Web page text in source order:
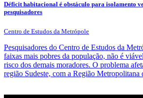
Déficit habitacional é obstáculo para isolamento
pesquisadores
Centro de Estudos da Metrópole
Pesquisadores do Centro de Estudos da
faixas mais pobres da população, não é
risco dos demais moradores. O problema
região Sudeste, com a Região Metropolitana